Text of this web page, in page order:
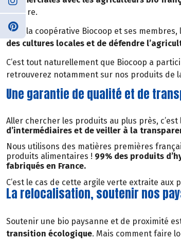
histoire.
Pour la coopérative Biocoop et ses
des cultures locales et de défendre
C’est tout naturellement que Biocoop a
retrouverez notamment sur nos produits de
Une garantie de qualité et de
Aller chercher les produits au plus près, c’est
d’intermédiaires et de veiller à la
Nous utilisons des matières premières
produits alimentaires ! 99% des produits
fabriqués en France.
C’est le cas de cette argile verte extraite aux
La relocalisation, soutenir nos
Soutenir une bio paysanne et de proximité
transition écologique. Mais comment faire